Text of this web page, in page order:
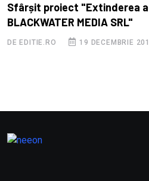
Sfârșit proiect "Extinderea
BLACKWATER MEDIA SRL"
DE EDITIE.RO 19 DECEMBRIE